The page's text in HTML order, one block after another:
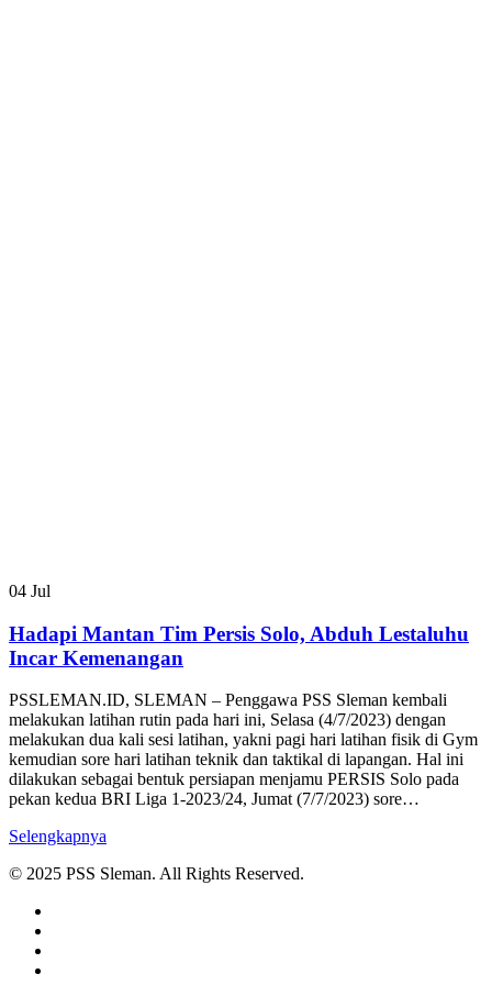
04 Jul
Hadapi Mantan Tim Persis Solo, Abduh Lestaluhu
Incar Kemenangan
PSSLEMAN.ID, SLEMAN – Penggawa PSS Sleman kembali
melakukan latihan rutin pada hari ini, Selasa (4/7/2023) dengan
melakukan dua kali sesi latihan, yakni pagi hari latihan fisik di Gym
kemudian sore hari latihan teknik dan taktikal di lapangan. Hal ini
dilakukan sebagai bentuk persiapan menjamu PERSIS Solo pada
pekan kedua BRI Liga 1-2023/24, Jumat (7/7/2023) sore…
Selengkapnya
© 2025 PSS Sleman. All Rights Reserved.